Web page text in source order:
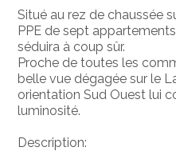
Situé au rez de chaussée
PPE de sept
séduira à coup sûr.
Proche de toutes les
belle vue dégagée sur le
orientation Sud Ouest lui
luminosité.
Description: